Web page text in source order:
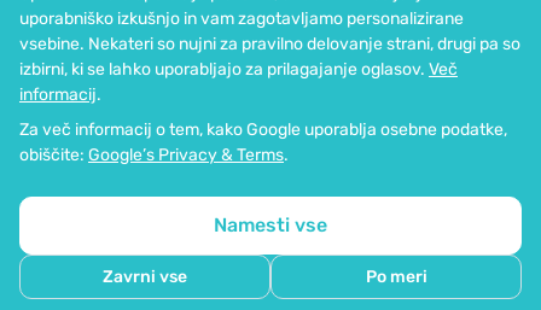
uporabniško izkušnjo in vam zagotavljamo personalizirane
vsebine. Nekateri so nujni za pravilno delovanje strani, drugi pa so
izbirni, ki se lahko uporabljajo za prilagajanje oglasov. Več
informacij.
Za več informacij o tem, kako Google uporablja osebne podatke,
obiščite: Google’s Privacy & Terms.
Namesti vse
Zavrni vse Po meri
Pridružite se nam
Pomoč in naročila
Možnost kartičnega plačevanja. Zagotovljena zaščita osebnih podatkov
preko SSL-kodiranja.
Zemljevid strani